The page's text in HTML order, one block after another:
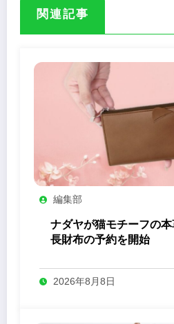
関連記事
編集部
ナダヤが猫モチーフの本
長財布の予約を開始
2026年8月8日